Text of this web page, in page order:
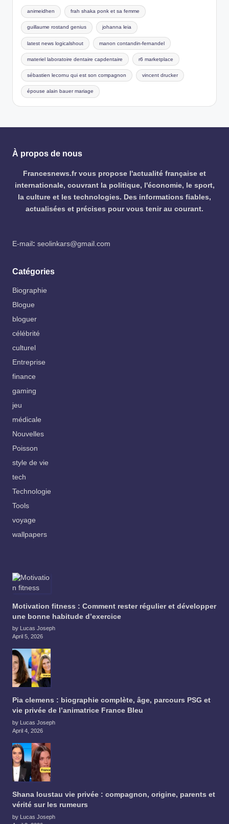
animeidhen frah shaka ponk et sa femme
guillaume rostand genius johanna leia
latest news logicalshout manon contandin-fernandel
materiel laboratoire dentaire capdentaire r6 marketplace
sébastien lecornu qui est son compagnon vincent drucker
épouse alain bauer mariage
À propos de nous
Francesnews.fr vous propose l'actualité française et
internationale, couvrant la politique, l'économie, le sport,
la culture et les technologies. Des informations fiables,
actualisées et précises pour vous tenir au courant.
E-mail: seolinkars@gmail.com
Catégories
Biographie
Blogue
bloguer
célébrité
culturel
Entreprise
finance
gaming
jeu
médicale
Nouvelles
Poisson
style de vie
tech
Technologie
Tools
voyage
wallpapers
Motivation fitness : Comment rester régulier et développer
une bonne habitude d’exercice
by Lucas Joseph
April 5, 2026
Pia clemens : biographie complète, âge, parcours PSG et
vie privée de l’animatrice France Bleu
by Lucas Joseph
April 4, 2026
Shana loustau vie privée : compagnon, origine, parents et
vérité sur les rumeurs
by Lucas Joseph